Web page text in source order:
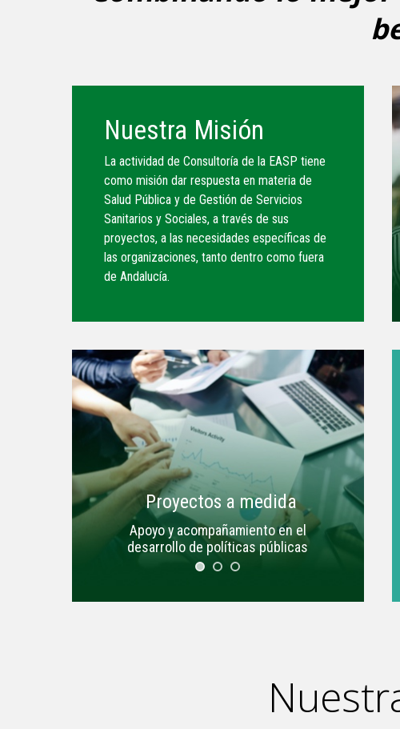
Nuestra Misión
La actividad de Consultoría de la EASP tiene
como misión dar respuesta en materia de
Salud Pública y de Gestión de Servicios
Sanitarios y Sociales, a través de sus
proyectos, a las necesidades específicas de
las organizaciones, tanto dentro como fuera
de Andalucía.
Proyectos a medida
Apoyo y acompañamiento en el
desarrollo de políticas públicas